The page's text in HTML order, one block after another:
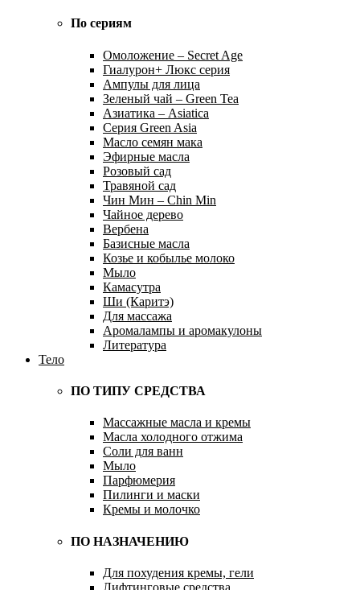
По сериям
Омоложение – Secret Age
Гиалурон+ Люкс серия
Ампулы для лица
Зеленый чай – Green Tea
Азиатика – Asiatica
Серия Green Asia
Масло семян мака
Эфирные масла
Розовый сад
Травяной сад
Чин Мин – Chin Min
Чайное дерево
Вербена
Базисные масла
Козье и кобылье молоко
Мыло
Камасутра
Ши (Каритэ)
Для массажа
Аромалампы и аромакулоны
Литература
Тело
ПО ТИПУ СРЕДСТВА
Массажные масла и кремы
Масла холодного отжима
Соли для ванн
Мыло
Парфюмерия
Пилинги и маски
Кремы и молочко
ПО НАЗНАЧЕНИЮ
Для похудения кремы, гели
Лифтинговые средства